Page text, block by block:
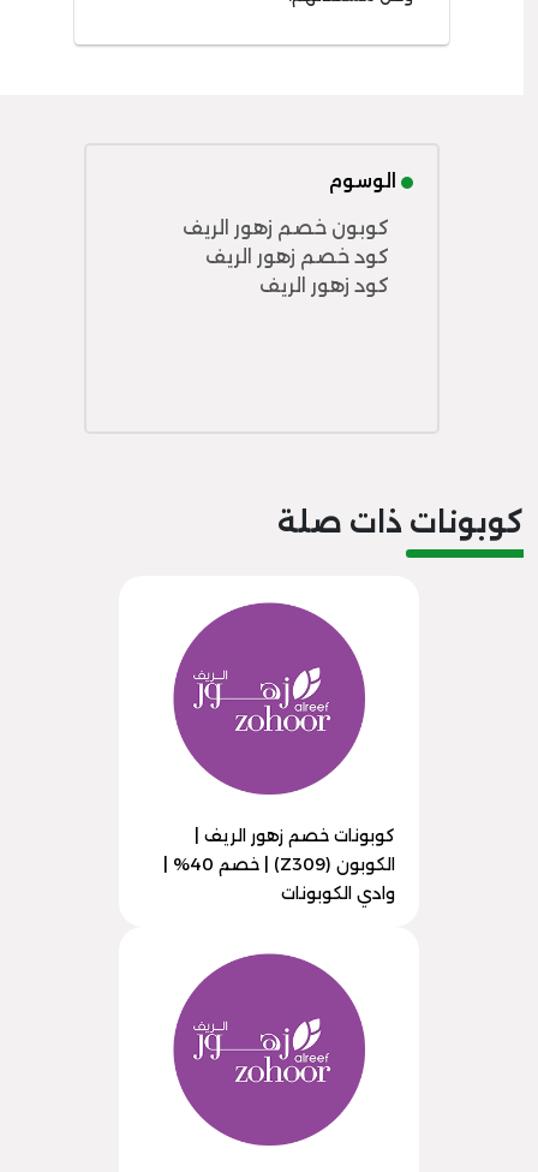
الوسوم
كوبون خصم زهور الريف
كود خصم زهور الريف
كود زهور الريف
كوبونات ذات صلة
كوبونات خصم زهور الريف |
الكوبون (Z309) | خصم 40% |
وادي الكوبونات